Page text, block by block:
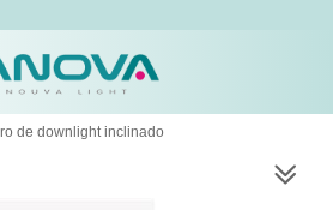
de downlight inclinado